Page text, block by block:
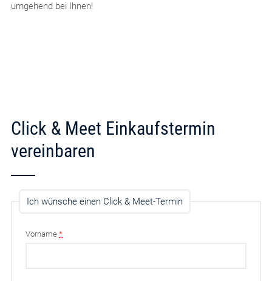
umgehend bei Ihnen!
Click & Meet Einkaufstermin
vereinbaren
Ich wünsche einen Click & Meet-Termin
Vorname*